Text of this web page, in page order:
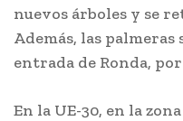
nuevos árboles y se
Además, las
entrada de Ronda,
En la UE-30, en la